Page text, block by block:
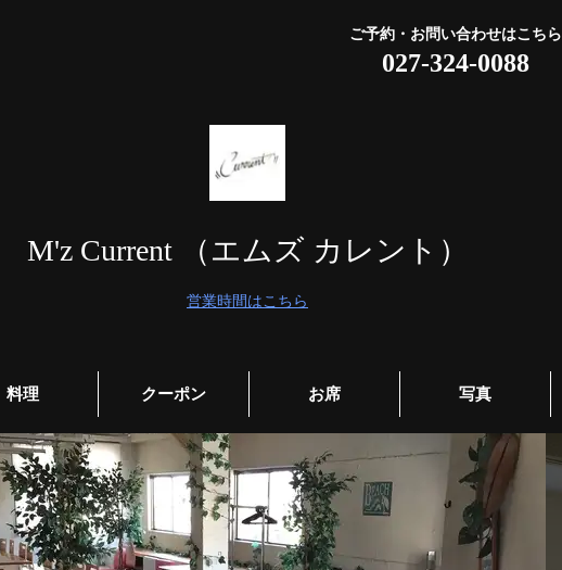
ご予約・お問い合わせはこちら
027-324-0088
M'z Current （エムズ カレント）
営業時間はこちら
料理 クーポン お席 写真